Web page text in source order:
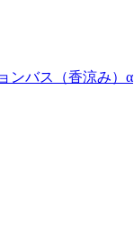
ンバス（香涼み）α